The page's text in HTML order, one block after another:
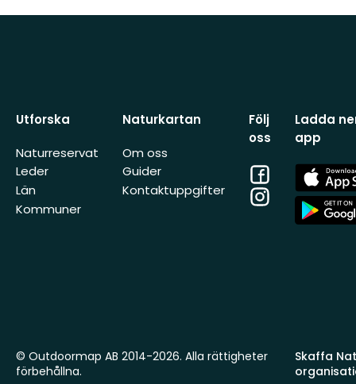
Utforska
Naturreservat
Leder
Län
Kommuner
Naturkartan
Om oss
Guider
Kontaktuppgifter
Följ
oss
Facebook
Instagram
Ladda
app
App
Store
App
Store
Skaffa
© Outdoormap AB 2014-2026. Alla rättigheter
förbehållna.